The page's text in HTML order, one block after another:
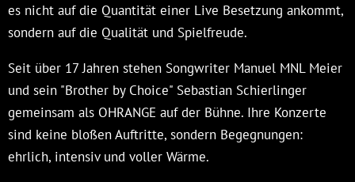
es nicht auf die Quantität einer Live Besetzung ankommt,
sondern auf die Qualität und Spielfreude.
Seit über 17 Jahren stehen Songwriter Manuel MNL Meier
und sein "Brother by Choice" Sebastian Schierlinger
gemeinsam als OHRANGE auf der Bühne. Ihre Konzerte
sind keine bloßen Auftritte, sondern Begegnungen:
ehrlich, intensiv und voller Wärme.